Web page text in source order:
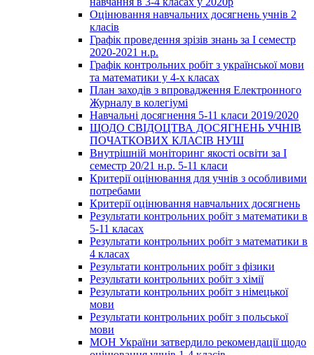
Оцінювання навчальних досягнень учнів 2
класів
Графік проведення зрізів знань за І семестр
2020-2021 н.р.
Графік контрольних робіт з української мови
та математики у 4-х класах
План заходів з впровадження Електронного
Журналу в колегіумі
Навчальні досягнення 5-11 класи 2019/2020
ЩОДО СВІДОЦТВА ДОСЯГНЕНЬ УЧНІВ
ПОЧАТКОВИХ КЛАСІВ НУШ
Внутрішній моніторинг якості освіти за І
семестр 20/21 н.р. 5-11 класи
Критерії оцінювання для учнів з особливими
потребами
Критерії оцінювання навчальних досягнень
Результати контрольних робіт з математики в
5-11 класах
Результати контрольних робіт з математики в
4 класах
Результати контрольних робіт з фізики
Результати контрольних робіт з хімії
Результати контрольних робіт з німецької
мови
Результати контрольних робіт з польської
мови
МОН України затвердило рекомендації щодо